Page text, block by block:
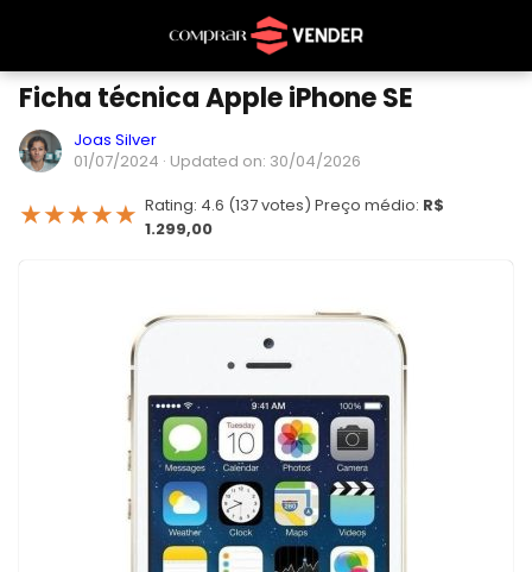
Ficha técnica Apple iPhone SE
Joas Silver
01/07/2024 · Updated on: 30/04/2026
★★★★★ Rating: 4.6 (137 votes) Preço médio: R$
1.299,00